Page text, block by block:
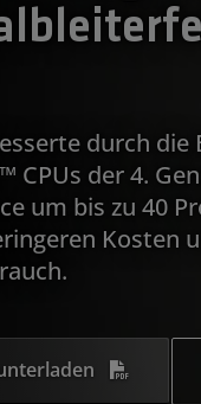
durch
CPUs der 4.
um bis zu 40
Kosten